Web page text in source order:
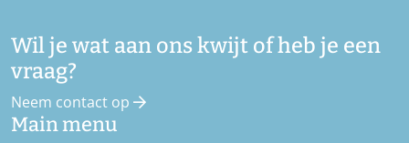
Wil je wat aan ons kwijt of heb je een
vraag?
Neem contact op
Main menu